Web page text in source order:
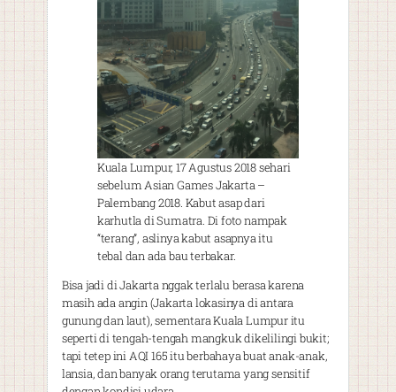
Kuala Lumpur, 17 Agustus 2018 sehari
sebelum Asian Games Jakarta –
Palembang 2018. Kabut asap dari
karhutla di Sumatra. Di foto nampak
“terang”, aslinya kabut asapnya itu
tebal dan ada bau terbakar.
Bisa jadi di Jakarta nggak terlalu berasa karena
masih ada angin (Jakarta lokasinya di antara
gunung dan laut), sementara Kuala Lumpur itu
seperti di tengah-tengah mangkuk dikelilingi bukit;
tapi tetep ini AQI 165 itu berbahaya buat anak-anak,
lansia, dan banyak orang terutama yang sensitif